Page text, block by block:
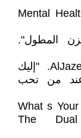
9. Mental
الحزن المطول".
11. AlJazeera.net. (2018, November 14). "إليك
عند من تحب
12. What s
The